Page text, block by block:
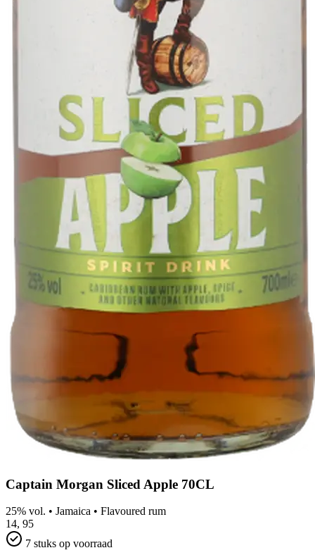
Captain Morgan Sliced Apple 70CL
25% vol. • Jamaica • Flavoured rum
14, 95
7 stuks op voorraad